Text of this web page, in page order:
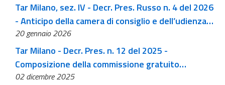
Tar Milano, sez. IV - Decr. Pres. Russo n. 4 del 2026
- Anticipo della camera di consiglio e dell’udienza
pubblica di martedì 15 dicembre 2026 a giovedì 10
dicembre 2026
20 gennaio 2026
Tar Milano - Decr. Pres. n. 12 del 2025 -
Composizione della commissione gratuito
patrocinio anno 2026
02 dicembre 2025